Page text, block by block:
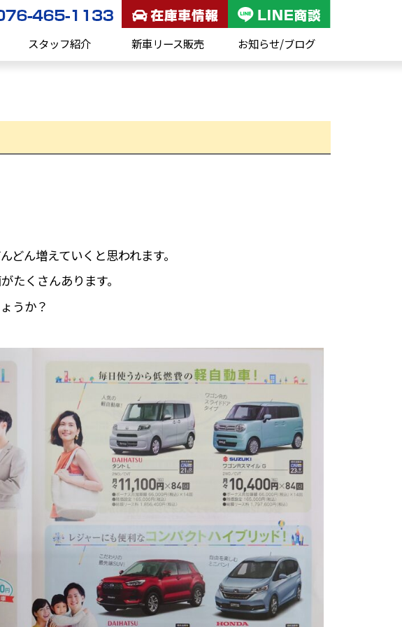
スタッフ紹介 新車リース販売 お知らせ/ブログ
ん増えていくと思われます。
たくさんあります。
うか？